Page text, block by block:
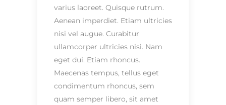
varius laoreet. Quisque rutrum.
Aenean imperdiet. Etiam ultricies
nisi vel augue. Curabitur
ullamcorper ultricies nisi. Nam
eget dui. Etiam rhoncus.
Maecenas tempus, tellus eget
condimentum rhoncus, sem
quam semper libero, sit amet